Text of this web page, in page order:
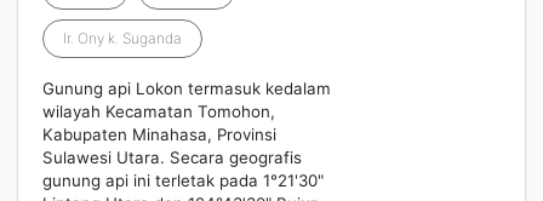
Ir. Ony k. Suganda
Gunung api Lokon termasuk kedalam
wilayah Kecamatan Tomohon,
Kabupaten Minahasa, Provinsi
Sulawesi Utara. Secara geografis
gunung api ini terletak pada 1°21'30"